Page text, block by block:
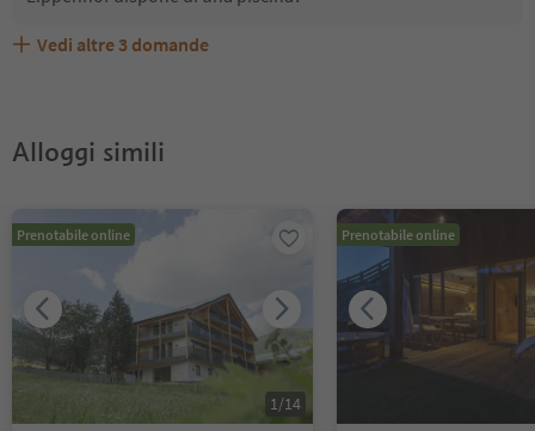
Lippenhof accetta animali domestici?
Quali servizi/attività sono disponibili presso Lippenhof?
Gli ospiti di Lippenhof ricevono l'Alto Adige Guest Pass?
Vedi altre 3 domande
Alloggi simili
Prenotabile online
1 /14
Prenotabile online